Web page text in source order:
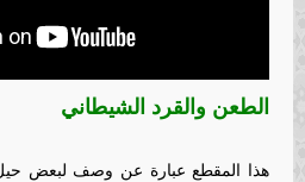
الطعن والقرد الشيطاني
هذا المقطع عبارة عن وصف لبعض